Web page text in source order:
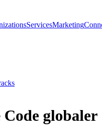
ServicesMarketing
globaler